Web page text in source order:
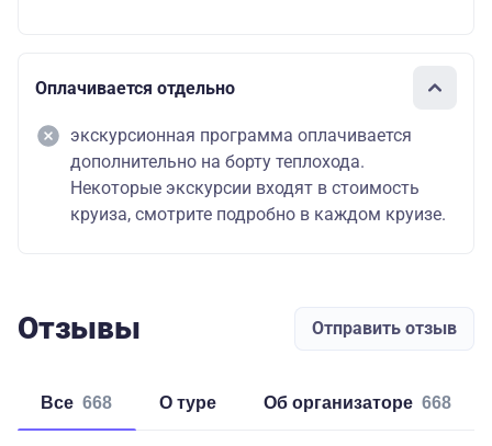
Оплачивается отдельно
экскурсионная программа оплачивается
дополнительно на борту теплохода.
Некоторые экскурсии входят в стоимость
круиза, смотрите подробно в каждом круизе.
Отзывы Отправить отзыв
Все 668 о туре об организаторе 668